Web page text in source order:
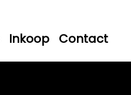
Inkoop Contact